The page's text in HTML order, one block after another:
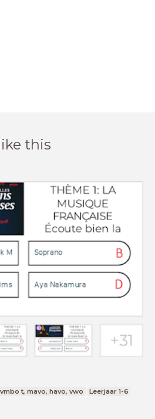
this
vmbo t, mavo, havo, vwo Leerjaar 1-6